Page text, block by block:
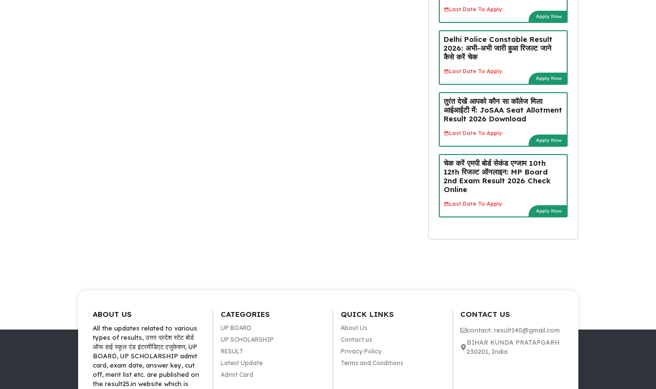
Last Date To Apply:
Apply Now
Delhi Police Constable Result
2026: अभी-अभी जारी हुआ रिजल्ट जाने
कैसे करें चेक
Last Date To Apply:
Apply Now
तुरंत देखें आपको कौन सा कॉलेज मिला
आईआईटी में: JoSAA Seat Allotment
Result 2026 Download
Last Date To Apply:
Apply Now
चेक करें एमपी बोर्ड सेकंड एग्जाम 10th
12th रिजल्ट ऑनलाइन: MP Board
2nd Exam Result 2026 Check
Online
Last Date To Apply:
Apply Now
ABOUT US
All the updates related to various
types of results, उत्तर प्रदेश स्टेट बोर्ड
ऑफ हाई स्कूल एंड इंटरमीडिएट एजुकेशन, UP
BOARD, UP SCHOLARSHIP admit
card, exam date, answer key, cut
off, merit list etc. are published on
the result25.in website which is
CATEGORIES
UP BOARD
UP SCHOLARSHIP
RESULT
Latest Update
Admit Card
QUICK LINKS
About Us
Contact us
Privacy Policy
Terms and Conditions
CONTACT US
contact: result140@gmail.com
BIHAR KUNDA PRATAPGARH
230201, India